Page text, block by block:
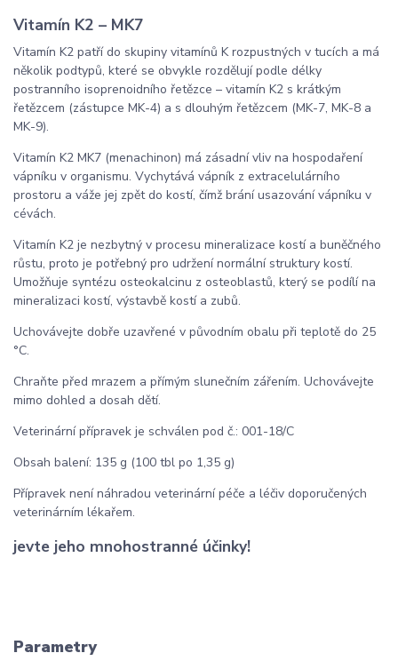
Vitamín K2 – MK7
Vitamín K2 patří do skupiny vitamínů K rozpustných v tucích a má
několik podtypů, které se obvykle rozdělují podle délky
postranního isoprenoidního řetězce – vitamín K2 s krátkým
řetězcem (zástupce MK-4) a s dlouhým řetězcem (MK-7, MK-8 a
MK-9).
Vitamín K2 MK7 (menachinon) má zásadní vliv na hospodaření
vápníku v organismu. Vychytává vápník z extracelulárního
prostoru a váže jej zpět do kostí, čímž brání usazování vápníku v
cévách.
Vitamín K2 je nezbytný v procesu mineralizace kostí a buněčného
růstu, proto je potřebný pro udržení normální struktury kostí.
Umožňuje syntézu osteokalcinu z osteoblastů, který se podílí na
mineralizaci kostí, výstavbě kostí a zubů.
Uchovávejte dobře uzavřené v původním obalu při teplotě do 25
°C.
Chraňte před mrazem a přímým slunečním zářením. Uchovávejte
mimo dohled a dosah dětí.
Veterinární přípravek je schválen pod č.: 001-18/C
Obsah balení: 135 g (100 tbl po 1,35 g)
Přípravek není náhradou veterinární péče a léčiv doporučených
veterinárním lékařem.
jevte jeho mnohostranné účinky!
Parametry